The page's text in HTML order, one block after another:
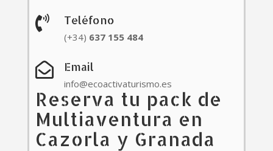
 Teléfono
(+34) 637 155 484
 Email
info@ecoactivaturismo.es
Reserva tu pack de
Multiaventura en
Cazorla y Granada